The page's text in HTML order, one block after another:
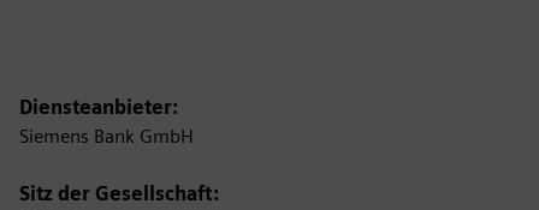
Diensteanbieter:
Siemens Bank GmbH
Sitz der Gesellschaft: